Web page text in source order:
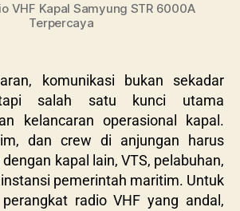
VHF Kapal Samyung STR 6000A
Terpercaya
komunikasi bukan sekadar
salah satu kunci utama
kelancaran operasional kapal.
dan crew di anjungan harus
kapal lain, VTS, pelabuhan,
pemerintah maritim. Untuk
radio VHF yang andal,